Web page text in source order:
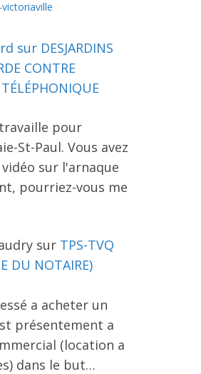
sur DESJARDINS
CONTRE
TÉLÉPHONIQUE
pour
St-Paul. Vous avez
sur l'arnaque
pourriez-vous me
sur TPS-TVQ
DU NOTAIRE)
a acheter un
présentement a
(location a
dans le but…